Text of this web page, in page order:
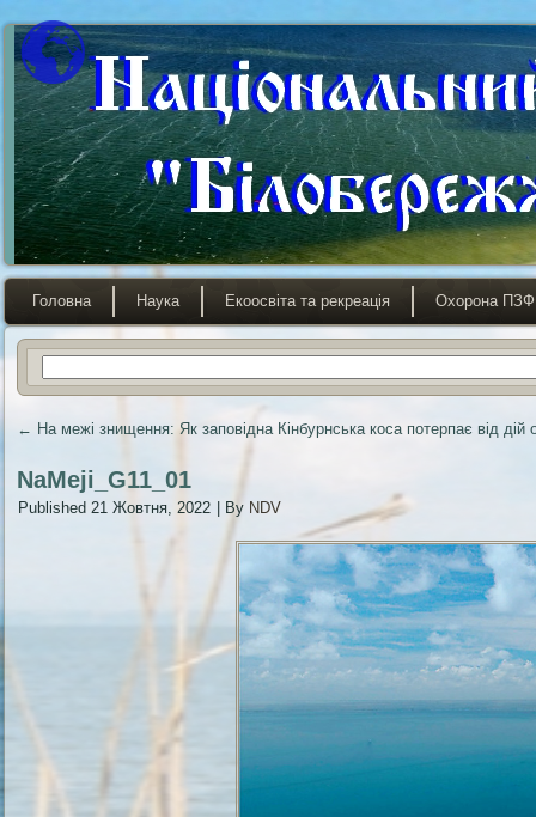
Головна Наука Екоосвіта та рекреація Охорона ПЗФ
← На межі знищення: Як заповідна Кінбурнська коса потерпає від дій
NaMeji_G11_01
Published 21 Жовтня, 2022 By NDV